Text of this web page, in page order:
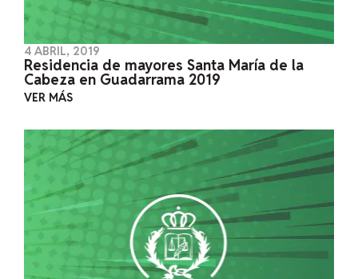
4 ABRIL, 2019
Residencia de mayores Santa María de la
Cabeza en Guadarrama 2019
VER MÁS